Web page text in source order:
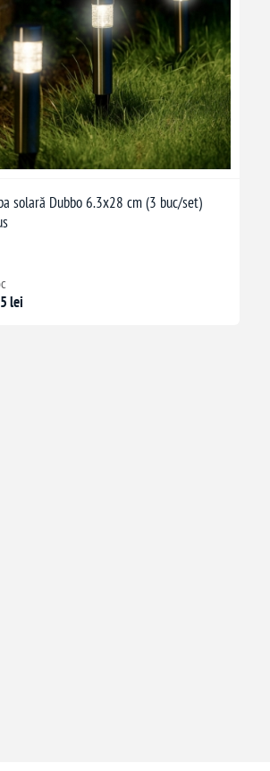
solară Dubbo 6.3x28 cm (3 buc/set)
lei